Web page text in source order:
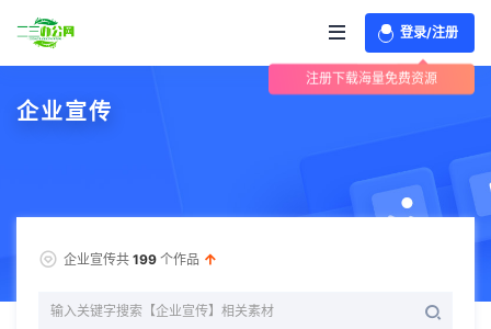
登录/注册
注册下载海量免费资源
企业宣传
企业宣传共 199 个作品